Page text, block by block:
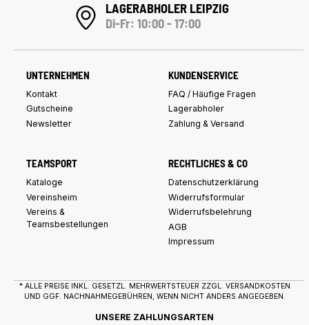
LAGERABHOLER LEIPZIG
Di-Fr: 10:00 - 17:00
UNTERNEHMEN
Kontakt
Gutscheine
Newsletter
KUNDENSERVICE
FAQ / Häufige Fragen
Lagerabholer
Zahlung & Versand
TEAMSPORT
Kataloge
Vereinsheim
Vereins &
Teamsbestellungen
RECHTLICHES & CO
Datenschutzerklärung
Widerrufsformular
Widerrufsbelehrung
AGB
Impressum
* ALLE PREISE INKL. GESETZL. MEHRWERTSTEUER ZZGL. VERSANDKOSTEN
UND GGF. NACHNAHMEGEBÜHREN, WENN NICHT ANDERS ANGEGEBEN.
UNSERE ZAHLUNGSARTEN